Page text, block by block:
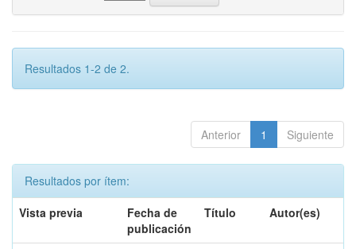
Resultados 1-2 de 2.
Anterior 1 Siguiente
Resultados por ítem:
Vista previa
Fecha de
publicación
Título Autor(es)